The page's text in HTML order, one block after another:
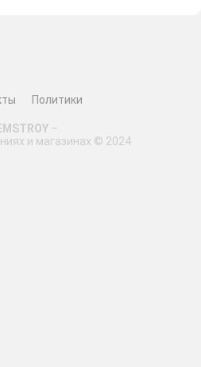
Политики
–
и магазинах © 2024